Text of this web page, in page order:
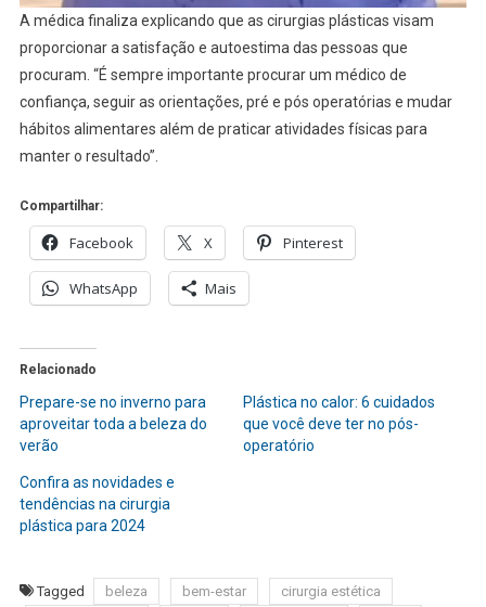
A médica finaliza explicando que as cirurgias plásticas visam
proporcionar a satisfação e autoestima das pessoas que
procuram. “É sempre importante procurar um médico de
confiança, seguir as orientações, pré e pós operatórias e mudar
hábitos alimentares além de praticar atividades físicas para
manter o resultado”.
Compartilhar:
Facebook X Pinterest
WhatsApp Mais
Relacionado
Prepare-se no inverno para
aproveitar toda a beleza do
verão
Plástica no calor: 6 cuidados
que você deve ter no pós-
operatório
Confira as novidades e
tendências na cirurgia
plástica para 2024
Tagged beleza bem-estar
cirurgia estética